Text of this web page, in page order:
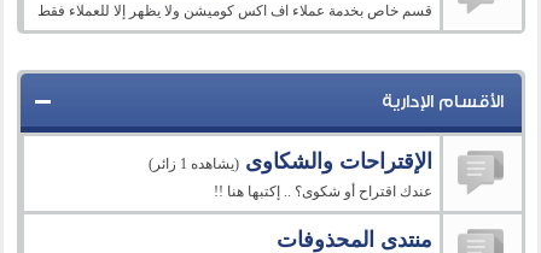
قسم خاص بخدمة عملاء اف اكس كوميشن ولا يظهر إلا للعملاء فقط
الأقسام الإدارية
الإقتراحات والشكاوى (يشاهده 1 زائر)
عندك اقتراح أو شكوى؟ .. إكتبها هنا !!
منتدى المحذوفات